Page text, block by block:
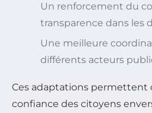
Un renforcement du
transparence dans les
Une meilleure
différents acteurs
Ces adaptations permettent
confiance des citoyens